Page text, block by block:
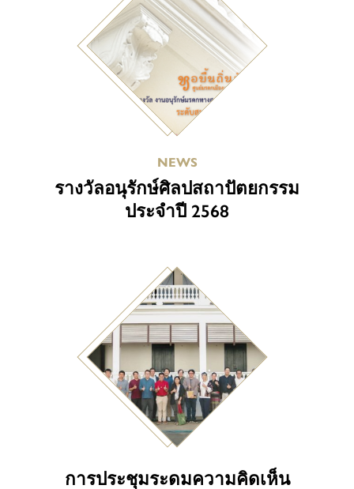
NEWS
รางวัลอนุรักษ์ศิลปสถาปัตยกรรม
ประจำปี 2568
การประชุมระดมความคิดเห็น